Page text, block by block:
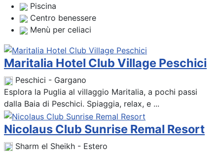
Piscina
Centro benessere
Menù per celiaci
Maritalia Hotel Club Village Peschici
Peschici - Gargano
Esplora la Puglia al villaggio Maritalia, a pochi passi
dalla Baia di Peschici. Spiaggia, relax, e ...
Nicolaus Club Sunrise Remal Resort
Sharm el Sheikh - Estero